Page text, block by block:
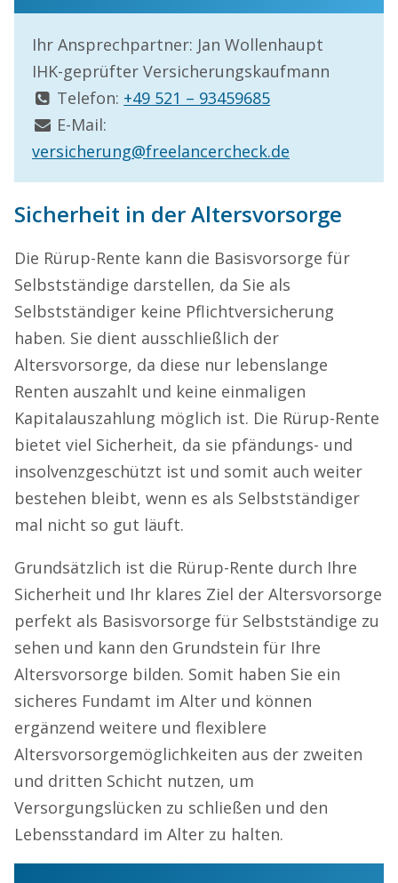
Ihr Ansprechpartner: Jan Wollenhaupt
IHK-geprüfter Versicherungskaufmann
Telefon: +49 521 – 93459685
E-Mail:
versicherung@freelancercheck.de
Sicherheit in der Altersvorsorge
Die Rürup-Rente kann die Basisvorsorge für
Selbstständige darstellen, da Sie als
Selbstständiger keine Pflichtversicherung
haben. Sie dient ausschließlich der
Altersvorsorge, da diese nur lebenslange
Renten auszahlt und keine einmaligen
Kapitalauszahlung möglich ist. Die Rürup-Rente
bietet viel Sicherheit, da sie pfändungs- und
insolvenzgeschützt ist und somit auch weiter
bestehen bleibt, wenn es als Selbstständiger
mal nicht so gut läuft.
Grundsätzlich ist die Rürup-Rente durch Ihre
Sicherheit und Ihr klares Ziel der Altersvorsorge
perfekt als Basisvorsorge für Selbstständige zu
sehen und kann den Grundstein für Ihre
Altersvorsorge bilden. Somit haben Sie ein
sicheres Fundamt im Alter und können
ergänzend weitere und flexiblere
Altersvorsorgemöglichkeiten aus der zweiten
und dritten Schicht nutzen, um
Versorgungslücken zu schließen und den
Lebensstandard im Alter zu halten.